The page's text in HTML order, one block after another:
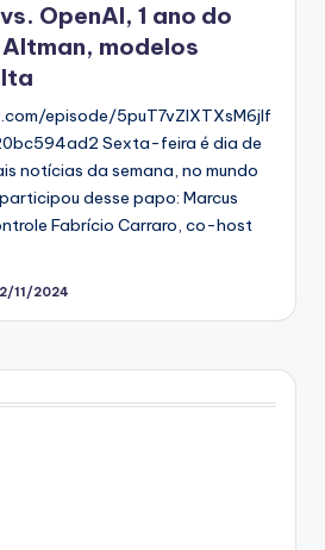
OpenAI, 1 ano do
modelos
episode/5puT7vZIXTXsM6jlf
Sexta-feira é dia de
notícias da semana, no mundo
desse papo: Marcus
Fabrício Carraro, co-host
11/2024